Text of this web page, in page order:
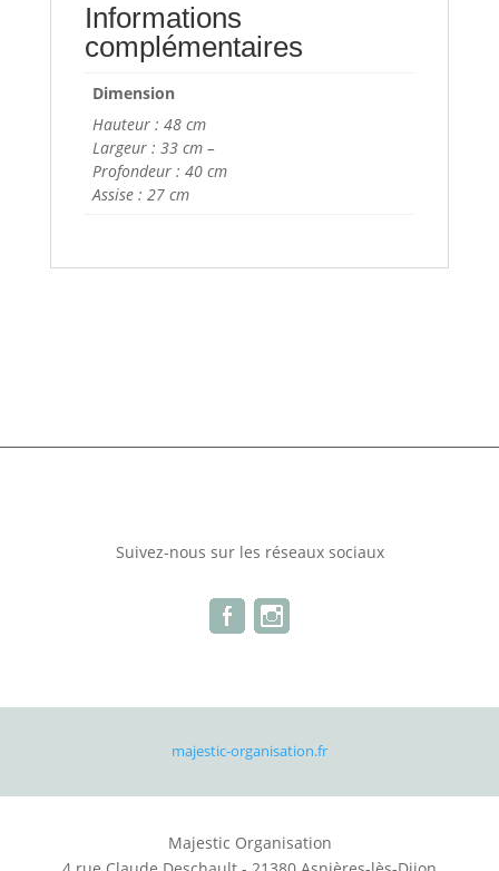
Informations
complémentaires
Dimension
Hauteur : 48 cm
Largeur : 33 cm –
Profondeur : 40 cm
Assise : 27 cm
Suivez-nous sur les réseaux sociaux
majestic-organisation.fr
Majestic Organisation